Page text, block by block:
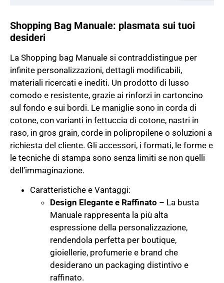
Shopping Bag Manuale: plasmata sui tuoi
desideri
La Shopping bag Manuale si contraddistingue per
infinite personalizzazioni, dettagli modificabili,
materiali ricercati e inediti. Un prodotto di lusso
comodo e resistente, grazie ai rinforzi in cartoncino
sul fondo e sui bordi. Le maniglie sono in corda di
cotone, con varianti in fettuccia di cotone, nastri in
raso, in gros grain, corde in polipropilene o soluzioni a
richiesta del cliente. Gli accessori, i formati, le forme e
le tecniche di stampa sono senza limiti se non quelli
dell’immaginazione.
Caratteristiche e Vantaggi:
Design Elegante e Raffinato – La busta
Manuale rappresenta la più alta
espressione della personalizzazione,
rendendola perfetta per boutique,
gioiellerie, profumerie e brand che
desiderano un packaging distintivo e
raffinato.